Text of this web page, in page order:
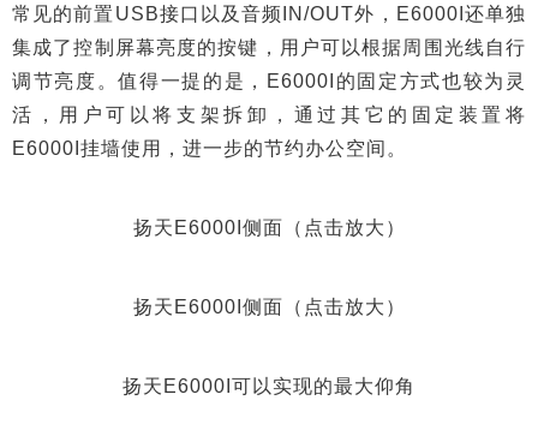
常见的前置USB接口以及音频IN/OUT外，E6000I还单独
集成了控制屏幕亮度的按键，用户可以根据周围光线自行
调节亮度。值得一提的是，E6000I的固定方式也较为灵
活，用户可以将支架拆卸，通过其它的固定装置将
E6000I挂墙使用，进一步的节约办公空间。
扬天E6000I侧面（点击放大）
扬天E6000I侧面（点击放大）
扬天E6000I可以实现的最大仰角